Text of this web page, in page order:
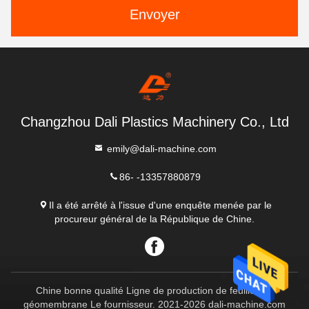
Envoyer
Changzhou Dali Plastics Machinery Co., Ltd
emily@dali-machine.com
86- -13357880879
Il a été arrêté à l'issue d'une enquête menée par le
procureur général de la République de Chine.
Chine bonne qualité Ligne de production de feuilles de
géomembrane Le fournisseur. 2021-2026 dali-machine.com